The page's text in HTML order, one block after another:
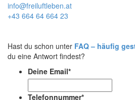
info@freiluftleben.at
+43 664 64 664 23
Hast du schon unter FAQ – häufig
du eine Antwort findest?
Deine Email*
Telefonnummer*